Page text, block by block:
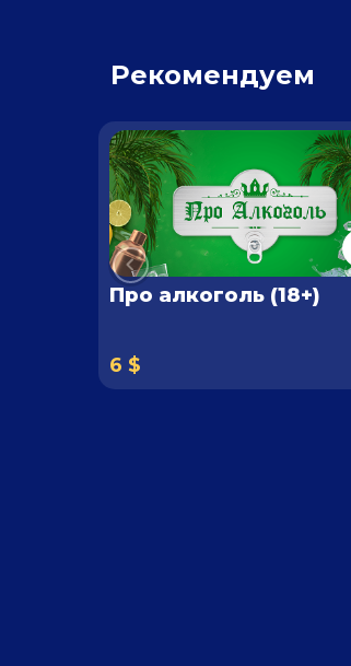
Рекомендуем
Про алкоголь (18+)
6 $